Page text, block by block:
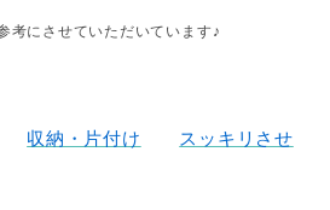
考にさせていただいています♪
収納・片付け
スッキリさせ